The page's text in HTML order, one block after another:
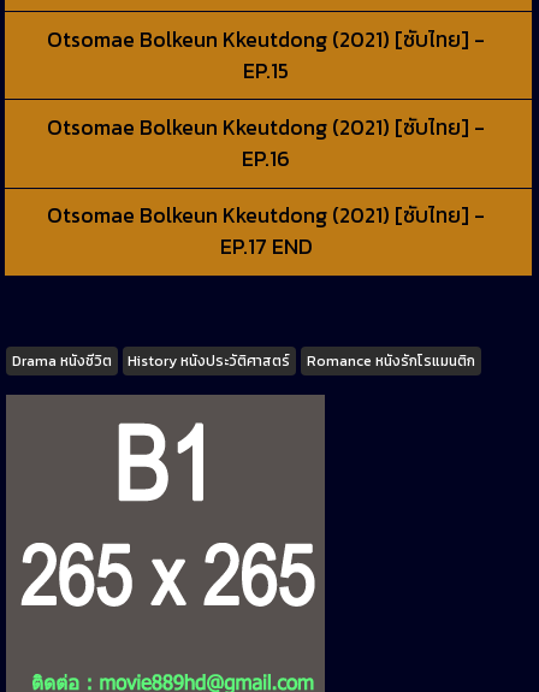
Otsomae Bolkeun Kkeutdong (2021) [ซับไทย] -
EP.15
Otsomae Bolkeun Kkeutdong (2021) [ซับไทย] -
EP.16
Otsomae Bolkeun Kkeutdong (2021) [ซับไทย] -
EP.17 END
Tags
Drama หนังชีวิต History หนังประวัติศาสตร์ Romance หนังรักโรแมนติก